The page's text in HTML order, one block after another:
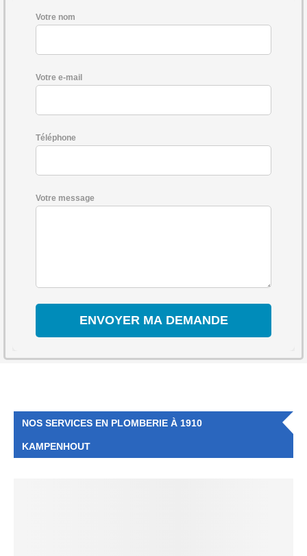
Votre nom
Votre e-mail
Téléphone
Votre message
NOS SERVICES EN PLOMBERIE À 1910
KAMPENHOUT